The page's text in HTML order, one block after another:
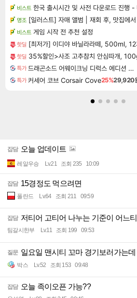
비스트 한국 출시시간 및 사전 다운로드 진행 - 비
명조 [일러스트] 자매 앨범 | 재회 후, 맛집에서
비스트 게임 시작 전 추천 설정
핫딜 [최저가] 이디야 바닐라라떼, 500ml, 12
핫딜 35%할인>사조 고추참치 안심따개,
특가 드래곤소드 어웨이크닝 디럭스 에디션 DragonSword Awakening Deluxe Edition
특가 커세어 코브 Corsair Cove25%29,920
잡담 오늘 업데이트
레알우승 Lv.21 조회 235 10:09
잡담 15경정도 먹으려면
폴란드 Lv.64 조회 211 09:59
잡담 저티어 고티어 나누는 기준이 어느
팀갈시한부 Lv.11 조회 199 09:53
질문 일요일 맨시티 꼬마 경기보러가는데
박스 Lv.52 조회 153 09:48
잡담 오늘 족이오픈 가능??